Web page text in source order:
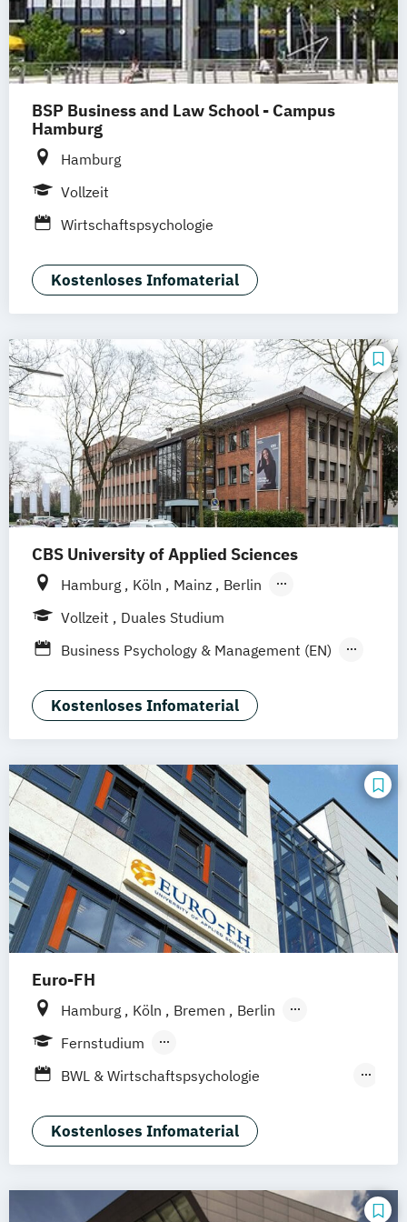
BSP Business and Law School - Campus
Hamburg
Hamburg
Vollzeit
Wirtschaftspsychologie
Kostenloses Infomaterial
CBS University of Applied Sciences
Hamburg Köln Mainz
Berlin
Düsseldorf/Neuss
Solingen
Vollzeit
Duales Studium
Business Psychology & Management (EN)
General Management-Spezialisierung
Wirtschaftspsychologie und
Wirtschaftspsychologie
Kostenloses Infomaterial
Euro-FH
Hamburg Köln Bremen
Berlin
Göttingen
Fernstudium
Berufsbegleitendes Präsenzstudium
BWL & Wirtschaftspsychologie
Betriebswirtschaft &
Wirtschaftspsychologie
Kostenloses Infomaterial